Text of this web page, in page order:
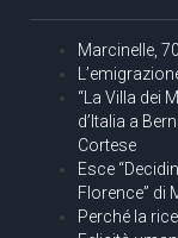
Marcinelle,
“La Villa dei
d’Italia a
Cortese
Esce
Florence” di
Perché la